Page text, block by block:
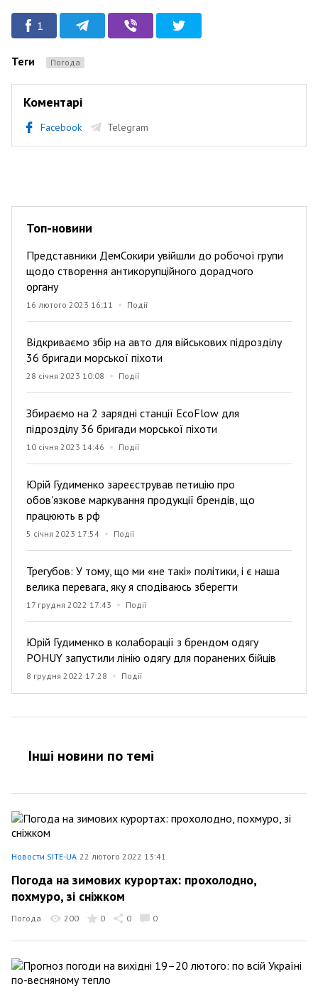
1
Теги Погода
Коментарі
Facebook Telegram
Топ-новини
Представники ДемСокири увійшли до робочої групи
щодо створення антикорупційного дорадчого
органу
16 лютого 2023 16:11 Події
Відкриваємо збір на авто для військових підрозділу
36 бригади морської піхоти
28 січня 2023 10:08 Події
Збираємо на 2 зарядні станції EcoFlow для
підрозділу 36 бригади морської піхоти
10 січня 2023 14:46 Події
Юрій Гудименко зареєстрував петицію про
обов'язкове маркування продукції брендів, що
працюють в рф
5 січня 2023 17:54 Події
Трегубов: У тому, що ми «не такі» політики, і є наша
велика перевага, яку я сподіваюсь зберегти
17 грудня 2022 17:43 Події
Юрій Гудименко в колаборації з брендом одягу
POHUY запустили лінію одягу для поранених бійців
8 грудня 2022 17:28 Події
Інші новини по темi
Новости SITE-UA 22 лютого 2022 13:41
Погода на зимових курортах: прохолодно,
похмуро, зі сніжком
Погода 200 0 0 0